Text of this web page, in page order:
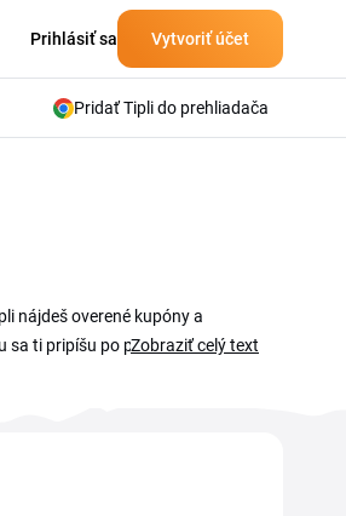
Prihlásiť sa Vytvoriť účet
Pridať Tipli do prehliadača
nájdeš overené kupóny a
sa ti pripíšu po potvrdeníZobraziť celý text